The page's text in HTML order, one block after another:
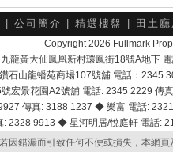
公司簡介 精選樓盤 田土
Copyright 2026 Fullmark
九龍黃大仙鳳凰新村環鳳街18號A地下
石山龍蟠苑商場107號舖 電話：2345
宏景花園A2號舖 電話: 2345 2229
傳真: 3188 1237 ◆ 樂富 電話:
: 2328 9913 ◆ 星河明居/悅庭軒 電話
因錯漏而引致任何不便或損失，本網